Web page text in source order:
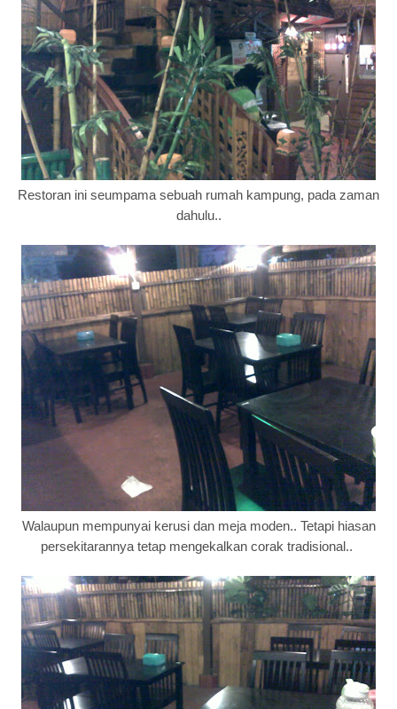
Restoran ini seumpama sebuah rumah kampung, pada zaman
dahulu..
Walaupun mempunyai kerusi dan meja moden.. Tetapi hiasan
persekitarannya tetap mengekalkan corak tradisional..